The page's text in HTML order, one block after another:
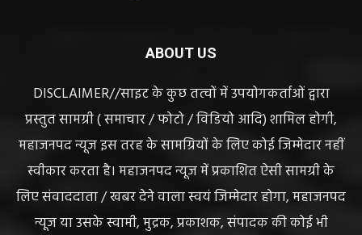
ABOUT US
DISCLAIMER//साइट के कुछ तत्वों में उपयोगकर्ताओं द्वारा
प्रस्तुत सामग्री ( समाचार / फोटो / विडियो आदि) शामिल होगी,
महाजनपद न्यूज इस तरह के सामग्रियों के लिए कोई जिम्मेदार नहीं
स्वीकार करता है। महाजनपद न्यूज में प्रकाशित ऐसी सामग्री के
लिए संवाददाता / खबर देने वाला स्वयं जिम्मेदार होगा, महाजनपद
न्यूज या उसके स्वामी, मुद्रक, प्रकाशक, संपादक की कोई भी